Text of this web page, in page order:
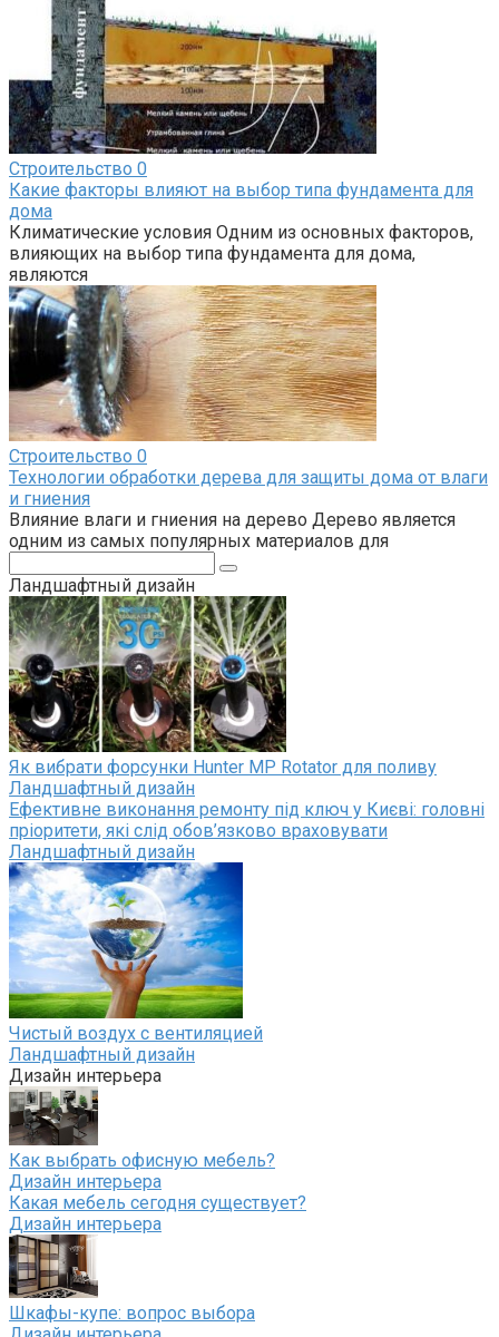
Строительство 0
Какие факторы влияют на выбор типа фундамента для
дома
Климатические условия Одним из основных факторов,
влияющих на выбор типа фундамента для дома,
являются
Строительство 0
Технологии обработки дерева для защиты дома от влаги
и гниения
Влияние влаги и гниения на дерево Дерево является
одним из самых популярных материалов для
Ландшафтный дизайн
Як вибрати форсунки Hunter MP Rotator для поливу
Ландшафтный дизайн
Ефективне виконання ремонту під ключ у Києві: головні
пріоритети, які слід обов’язково враховувати
Ландшафтный дизайн
Чистый воздух с вентиляцией
Ландшафтный дизайн
Дизайн интерьера
Как выбрать офисную мебель?
Дизайн интерьера
Какая мебель сегодня существует?
Дизайн интерьера
Шкафы-купе: вопрос выбора